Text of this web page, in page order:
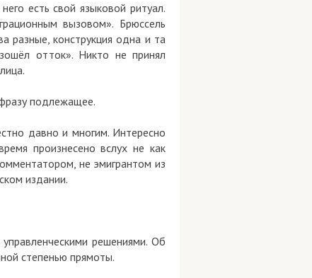
есть свой языковой ритуал.
вызовом». Брюссель
разные, конструкция одна и та
отток». Никто не принял
подлежащее.
давно и многим. Интересно
произнесено вслух не как
не эмигрантом из
издании.
решениями. Об
степенью прямоты.